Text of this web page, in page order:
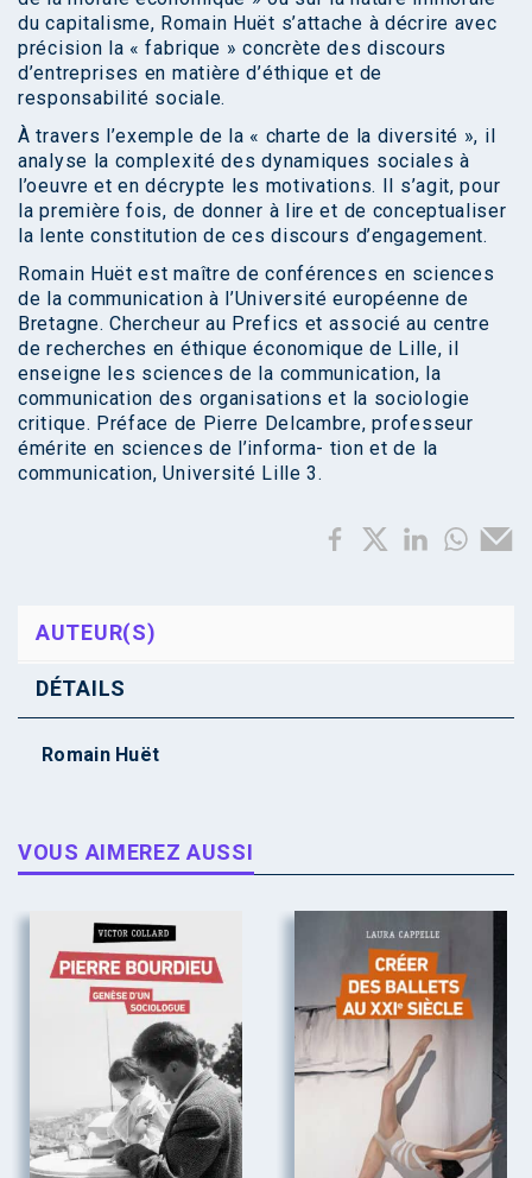
du capitalisme, Romain Huët s’attache à décrire avec
précision la « fabrique » concrète des discours
d’entreprises en matière d’éthique et de
responsabilité sociale.
À travers l’exemple de la « charte de la diversité », il
analyse la complexité des dynamiques sociales à
l’oeuvre et en décrypte les motivations. Il s’agit, pour
la première fois, de donner à lire et de conceptualiser
la lente constitution de ces discours d’engagement.
Romain Huët est maître de conférences en sciences
de la communication à l’Université européenne de
Bretagne. Chercheur au Prefics et associé au centre
de recherches en éthique économique de Lille, il
enseigne les sciences de la communication, la
communication des organisations et la sociologie
critique. Préface de Pierre Delcambre, professeur
émérite en sciences de l’informa- tion et de la
communication, Université Lille 3.
AUTEUR(S)
DÉTAILS
Romain Huët
VOUS AIMEREZ AUSSI